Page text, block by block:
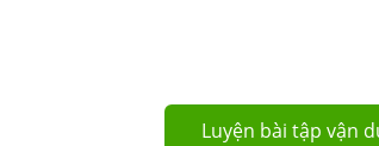
Luyện bài tập vận